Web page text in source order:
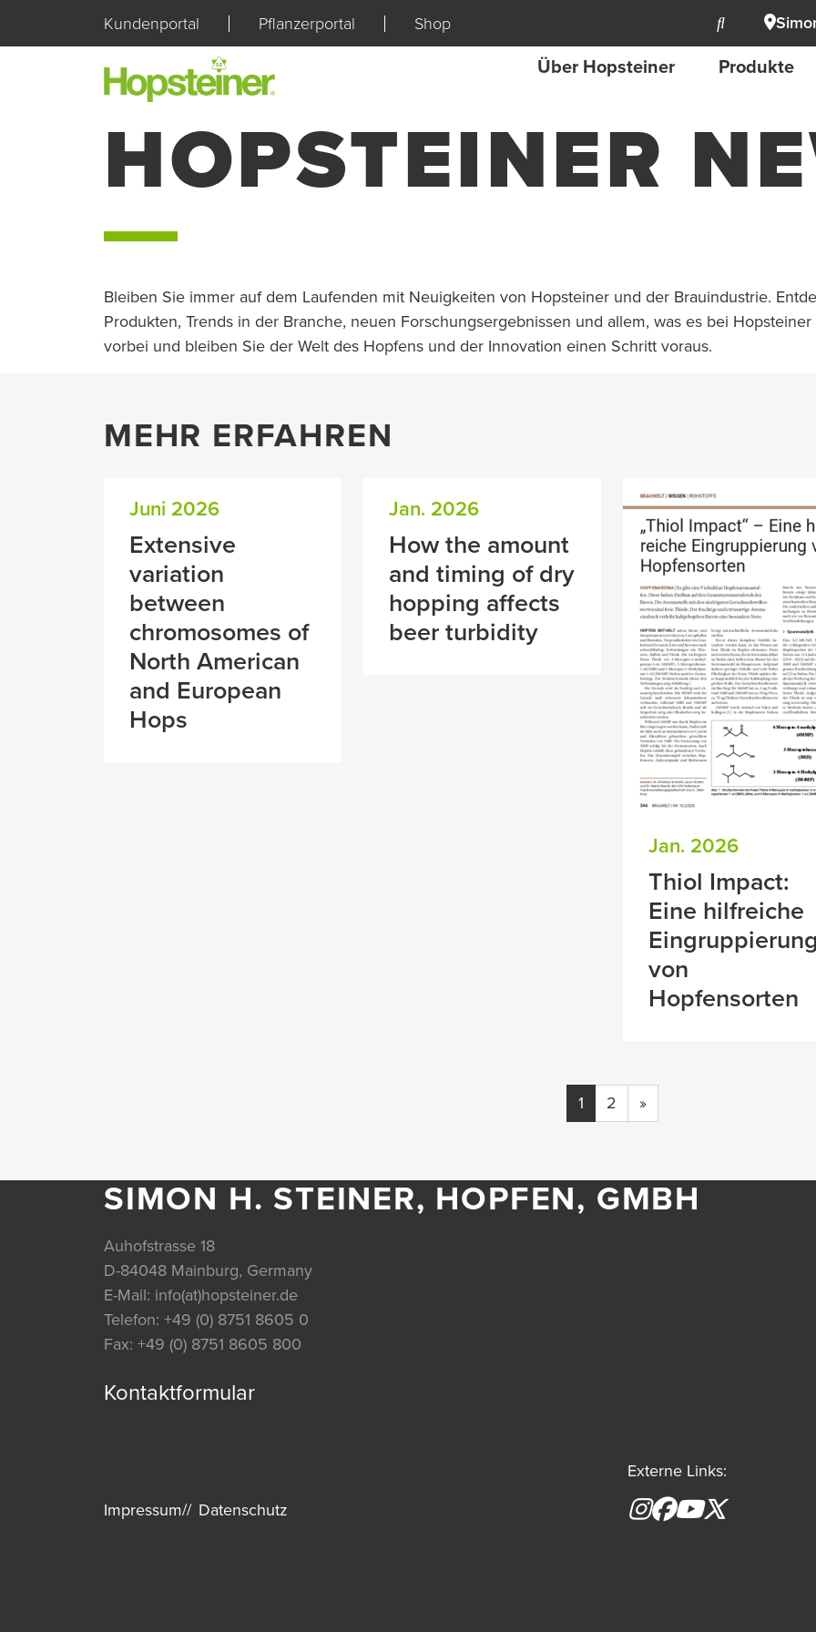
Kundenportal Pflanzerportal Shop
Über Hopsteiner Produkte
HOPSTEINER
Bleiben Sie immer auf dem Laufenden mit Neuigkeiten von Hopsteiner und der Brauindustrie.
Produkten, Trends in der Branche, neuen Forschungsergebnissen und allem, was es bei
vorbei und bleiben Sie der Welt des Hopfens und der Innovation einen Schritt voraus.
MEHR ERFAHREN
Juni 2026
Extensive
variation
between
chromosomes of
North American
and European
Hops
Jan. 2026
How the amount
and timing of dry
hopping affects
beer turbidity
Jan. 2026
Thiol Impact:
Eine hilfreiche
von
Hopfensorten
1 2 »
SIMON H. STEINER, HOPFEN, GMBH
Auhofstrasse 18
D-84048 Mainburg, Germany
E-Mail: info(at)hopsteiner.de
Telefon: +49 (0) 8751 8605 0
Fax: +49 (0) 8751 8605 800
Kontaktformular
Externe Links:
Instagram
Facebook
YouTube
Impressum Datenschutz